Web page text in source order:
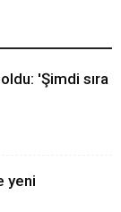
'Şimdi sıra
yeni